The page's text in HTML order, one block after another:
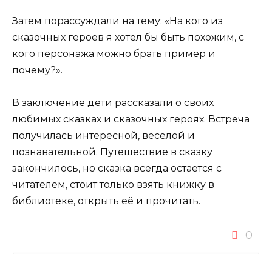
Затем порассуждали на тему: «На кого из
сказочных героев я хотел бы быть похожим, с
кого персонажа можно брать пример и
почему?».
В заключение дети рассказали о своих
любимых сказках и сказочных героях. Встреча
получилась интересной, весёлой и
познавательной. Путешествие в сказку
закончилось, но сказка всегда остается с
читателем, стоит только взять книжку в
библиотеке, открыть её и прочитать.
0